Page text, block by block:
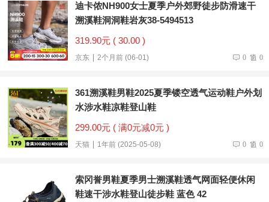
迪卡侬NH900女士夏季户外郊野徒步防滑速干
溯溪鞋洞洞鞋岩灰38-5494513
319.90元 ( 30.00 )
京东 2个月前 (06-01) 0 0
361溯溪鞋男鞋2025夏季镂空透气运动鞋户外划
水涉水鞋凉鞋登山鞋
299.00元 ( 满0元减0元 )
天猫 1年前 (2025-05-08) 0 0
索冈誉男鞋夏季男士溯溪鞋透气网面轻便休闲
鞋速干涉水鞋登山徒步鞋 蓝色 42